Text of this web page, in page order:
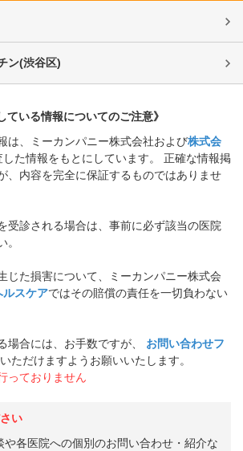
ン(渋谷区)
ている情報についてのご注意》
は、ミーカンパニー株式会社および株式会
した情報をもとにしています。 正確な情報掲
、内容を完全に保証するものではありませ
受診される場合は、事前に必ず該当の医院
。
じた損害について、ミーカンパニー株式会
ルスケアではその賠償の責任を一切負わない
場合には、お手数ですが、
お問い合わせフ
ただけますようお願いいたします。
っておりません
い
や各医院への個別のお問い合わせ・紹介な